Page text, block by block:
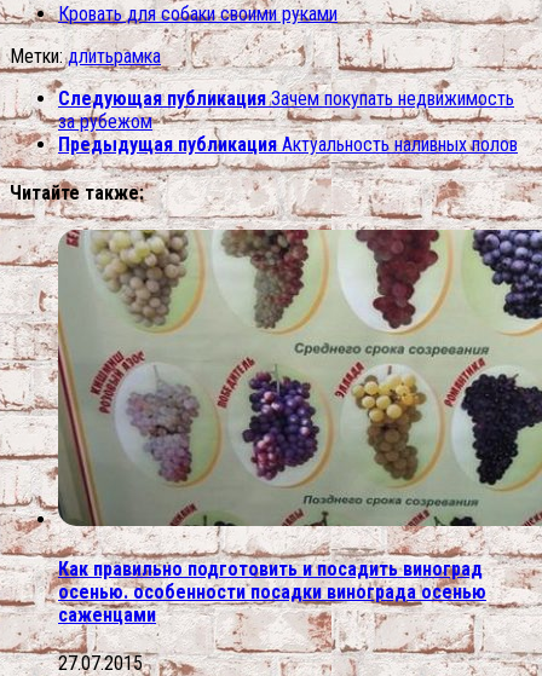
Кровать для собаки своими руками
Метки: длитьрамка
Следующая публикация Зачем покупать недвижимость
за рубежом
Предыдущая публикация Актуальность наливных полов
Читайте также:
Как правильно подготовить и посадить виноград
осенью. особенности посадки винограда осенью
саженцами
27.07.2015